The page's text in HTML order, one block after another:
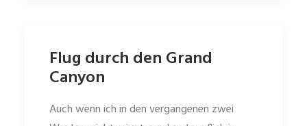
Flug durch den Grand
Canyon
Auch wenn ich in den vergangenen zwei